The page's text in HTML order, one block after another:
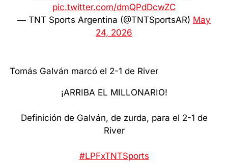
pic.twitter.com/dmQPdDcwZC
— TNT Sports Argentina (@TNTSportsAR) May
24, 2026
Tomás Galván marcó el 2-1 de River
¡ARRIBA EL MILLONARIO!
Definición de Galván, de zurda, para el 2-1 de
River
#LPFxTNTSports